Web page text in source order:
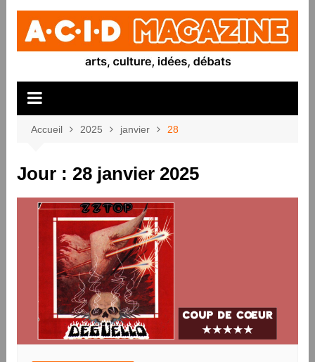
Aller
contenu
Accueil 2025 janvier 28
Jour : 28 janvier 2025